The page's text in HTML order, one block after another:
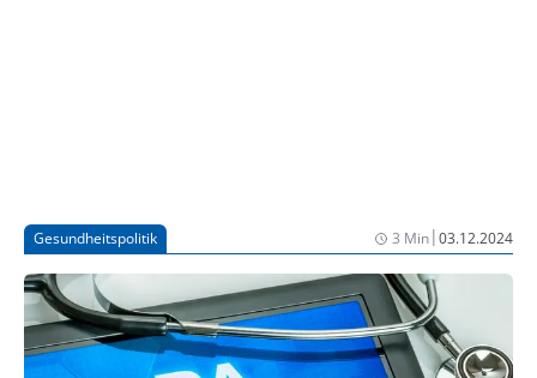
Gesundheitspolitik 3 Min|03.12.2024